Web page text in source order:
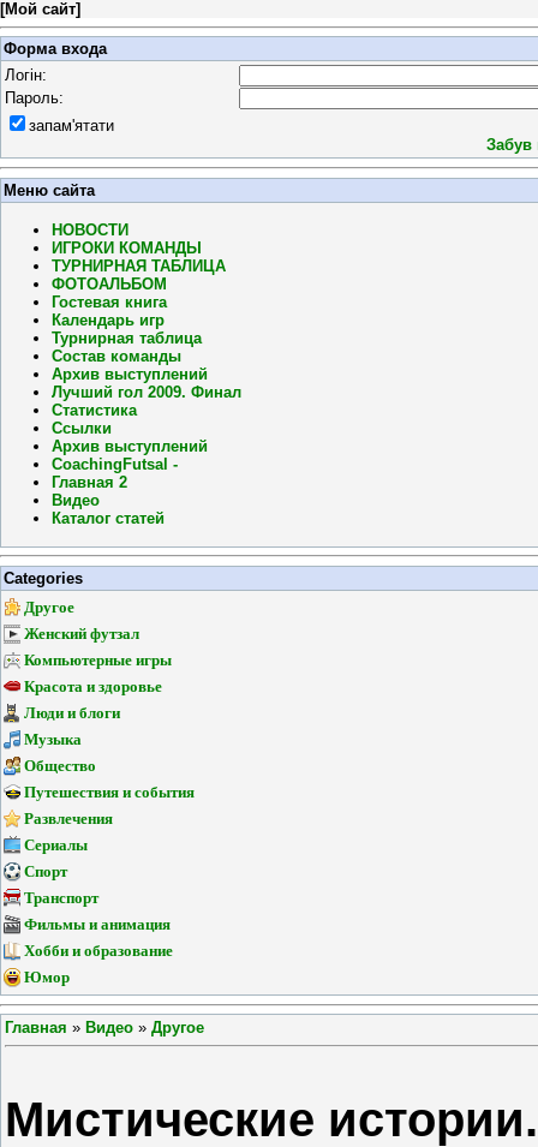
[Мой сайт]
Форма входа
Логін:
Пароль:
запам'ятати
Забув
Меню сайта
НОВОСТИ
ИГРОКИ КОМАНДЫ
ТУРНИРНАЯ ТАБЛИЦА
ФОТОАЛЬБОМ
Гостевая книга
Календарь игр
Турнирная таблица
Состав команды
Архив выступлений
Лучший гол 2009. Финал
Статистика
Ссылки
Архив выступлений
CoachingFutsal -
Главная 2
Видео
Каталог статей
Categories
Другое
Женский футзал
Компьютерные игры
Красота и здоровье
Люди и блоги
Музыка
Общество
Путешествия и события
Развлечения
Сериалы
Спорт
Транспорт
Фильмы и анимация
Хобби и образование
Юмор
Главная » Видео » Другое
Мистические